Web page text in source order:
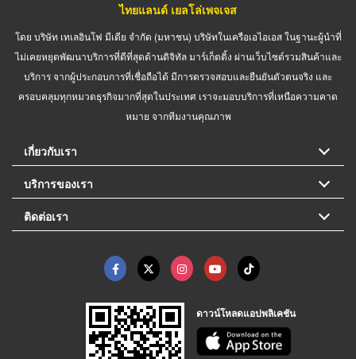
ไทยแลนด์ เยลโล่เพจเจส
โดย บริษัท เทเลอินโฟ มีเดีย จำกัด (มหาชน) บริษัทในเครือเอไอเอส ในฐานะผู้นำที่
ไม่เคยหยุดพัฒนาบริการที่ดีที่สุดด้านดิจิทัล มาร์เก็ตติ้ง ผ่านเว็บไซต์รวมสินค้าและ
บริการ จากผู้ประกอบการที่เชื่อถือได้ มีการตรวจสอบและยืนยันตัวตนจริง และ
ครอบคลุมทุกหมวดธุรกิจมากที่สุดในประเทศ เราจะมอบบริการที่เหนือความคาด
หมาย จากทีมงานคุณภาพ
เกี่ยวกับเรา
บริการของเรา
ติดต่อเรา
ดาวน์โหลดแอปพลิเคชัน